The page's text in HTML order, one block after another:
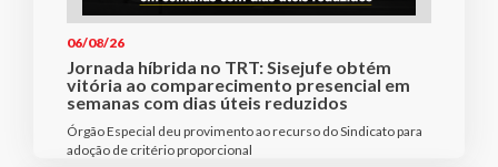
06/08/26
Jornada híbrida no TRT: Sisejufe obtém
vitória ao comparecimento presencial em
semanas com dias úteis reduzidos
Órgão Especial deu provimento ao recurso do Sindicato para
adoção de critério proporcional